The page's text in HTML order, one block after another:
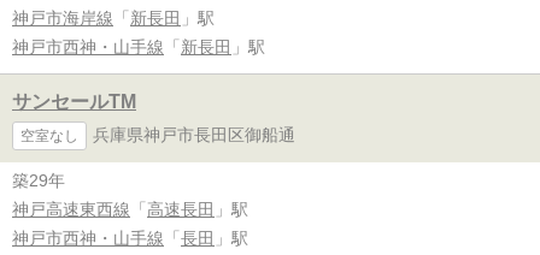
神戸市海岸線 「 新長田 」駅
神戸市西神・山手線 「 新長田 」駅
サンセールTM
空室なし 兵庫県神戸市長田区御船通
築29年
神戸高速東西線 「 高速長田 」駅
神戸市西神・山手線 「 長田 」駅